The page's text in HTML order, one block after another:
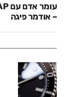
– אודמר פיגה